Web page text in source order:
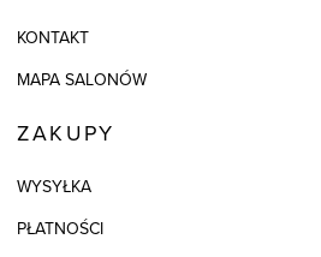
KONTAKT
MAPA SALONÓW
ZAKUPY
WYSYŁKA
PŁATNOŚCI